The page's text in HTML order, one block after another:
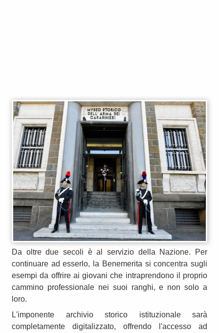
Da oltre due secoli è al servizio della Nazione. Per
continuare ad esserlo, la Benemerita si concentra sugli
esempi da offrire ai giovani che intraprendono il proprio
cammino professionale nei suoi ranghi, e non solo a
loro.
L'imponente archivio storico istituzionale sarà
completamente digitalizzato, offrendo l'accesso ad